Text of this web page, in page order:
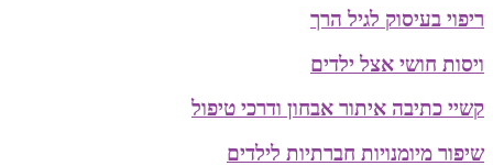
ריפוי בעיסוק לגיל הרך
ויסות חושי אצל ילדים
קשיי כתיבה איתור אבחון ודרכי טיפול
שיפור מיומנויות חברתיות לילדים